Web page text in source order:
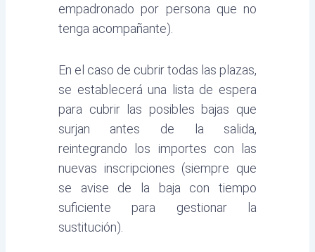
empadronado por persona que no
tenga acompañante).
En el caso de cubrir todas las plazas,
se establecerá una lista de espera
para cubrir las posibles bajas que
surjan antes de la salida,
reintegrando los importes con las
nuevas inscripciones (siempre que
se avise de la baja con tiempo
suficiente para gestionar la
sustitución).